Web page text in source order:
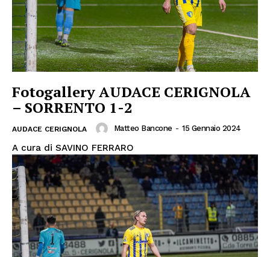
Fotogallery AUDACE CERIGNOLA
– SORRENTO 1-2
AUDACE CERIGNOLA Matteo Bancone - 15 Gennaio 2024
A cura di SAVINO FERRARO